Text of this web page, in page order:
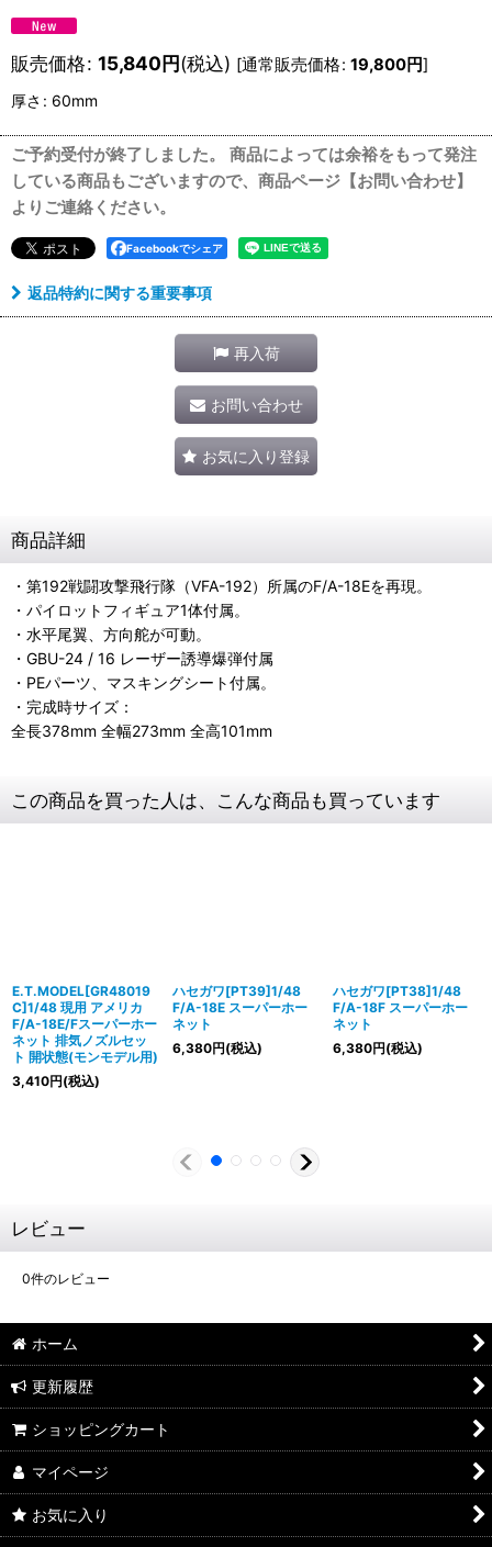
販売価格: 15,840円(税込) [通常販売価格: 19,800円]
厚さ : 60mm
ご予約受付が終了しました。 商品によっては余裕をもって発注
している商品もございますので、商品ページ【お問い合わせ】
よりご連絡ください。
Facebookでシェア
返品特約に関する重要事項
再入荷
お問い合わせ
お気に入り登録
商品詳細
・第192戦闘攻撃飛行隊（VFA-192）所属のF/A-18Eを再現。
・パイロットフィギュア1体付属。
・水平尾翼、方向舵が可動。
・GBU-24 / 16 レーザー誘導爆弾付属
・PEパーツ、マスキングシート付属。
・完成時サイズ：
全長378mm 全幅273mm 全高101mm
この商品を買った人は、こんな商品も買っています
E.T.MODEL[GR48019
C]1/48 現用 アメリカ
F/A-18E/Fスーパーホー
ネット 排気ノズルセッ
ト 開状態(モンモデル用)
3,410円(税込)
ハセガワ[PT39]1/48
F/A-18E スーパーホー
ネット
6,380円(税込)
ハセガワ[PT38]1/48
F/A-18F スーパーホー
ネット
6,380円(税込)
レビュー
0件のレビュー
ホーム
更新履歴
ショッピングカート
マイページ
お気に入り